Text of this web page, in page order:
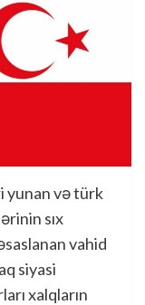
yunan və türk
sıx
vahid
siyasi
xalqların